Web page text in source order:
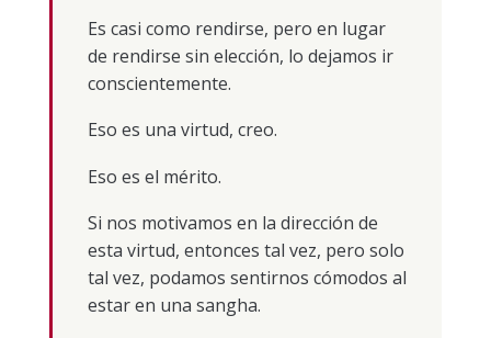
Es casi como rendirse, pero en lugar
de rendirse sin elección, lo dejamos ir
conscientemente.
Eso es una virtud, creo.
Eso es el mérito.
Si nos motivamos en la dirección de
esta virtud, entonces tal vez, pero solo
tal vez, podamos sentirnos cómodos al
estar en una sangha.